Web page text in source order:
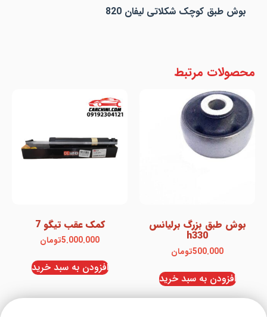
بوش طبق کوچک شکلاتی لیفان 820
محصولات مرتبط
بوش طبق بزرگ برلیانس
h330
500.000تومان
افزودن به سبد خرید
کمک عقب تیگو 7
5.000.000تومان
افزودن به سبد خرید